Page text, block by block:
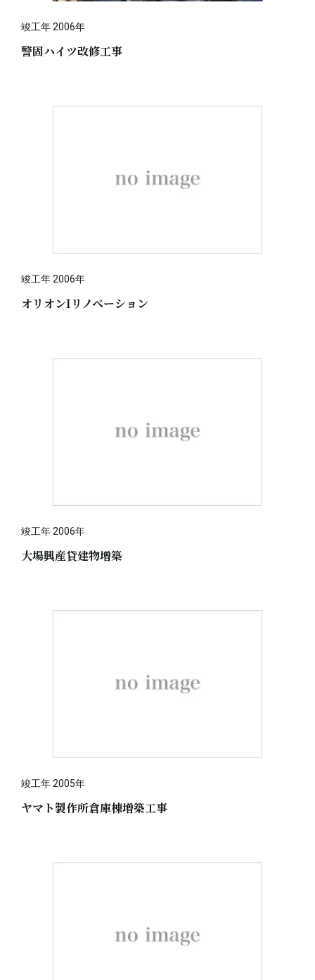
竣工年 2006年
警固ハイツ改修工事
竣工年 2006年
オリオンIリノベーション
竣工年 2006年
大場興産貸建物増築
竣工年 2005年
ヤマト製作所倉庫棟増築工事